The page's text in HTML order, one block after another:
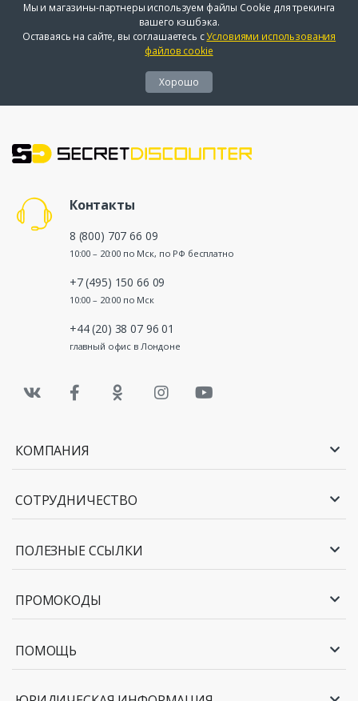
Мы и магазины-партнеры используем файлы Cookie для трекинга
вашего кэшбэка.
Оставаясь на сайте, вы соглашаетесь сУсловиями использования
файлов cookie
Хорошо
Контакты
8 (800) 707 66 09
10:00 – 20:00 по Мск, по РФ бесплатно
+7 (495) 150 66 09
10:00 – 20:00 по Мск
+44 (20) 38 07 96 01
главный офис в Лондоне
КОМПАНИЯ
СОТРУДНИЧЕСТВО
ПОЛЕЗНЫЕ ССЫЛКИ
ПРОМОКОДЫ
ПОМОЩЬ